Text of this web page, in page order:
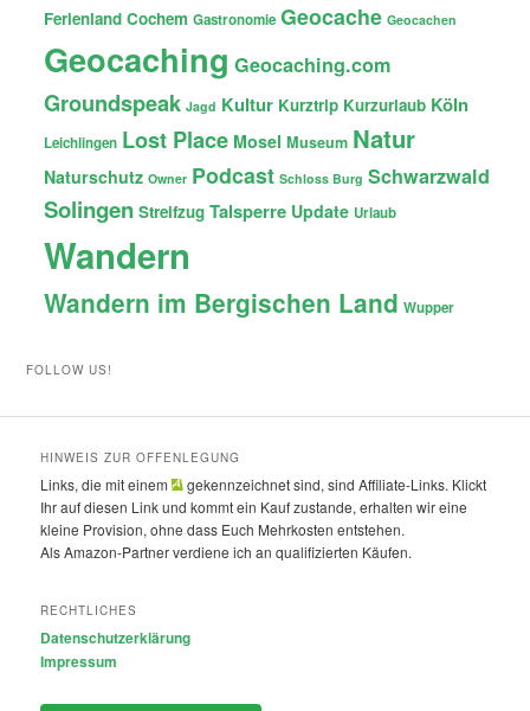
Ferienland Cochem Gastronomie Geocache Geocachen
Geocaching Geocaching.com
Groundspeak Jagd Kultur Kurztrip Kurzurlaub Köln
Leichlingen Lost Place Mosel Museum Natur
Naturschutz Owner Podcast Schloss Burg Schwarzwald
Solingen Streifzug Talsperre Update Urlaub
Wandern
Wandern im Bergischen Land Wupper
FOLLOW US!
HINWEIS ZUR OFFENLEGUNG
Links, die mit einem
gekennzeichnet sind, sind Affiliate-Links. Klickt
Ihr auf diesen Link und kommt ein Kauf zustande, erhalten wir eine
kleine Provision, ohne dass Euch Mehrkosten entstehen.
Als Amazon-Partner verdiene ich an qualifizierten Käufen.
RECHTLICHES
Datenschutzerklärung
Impressum